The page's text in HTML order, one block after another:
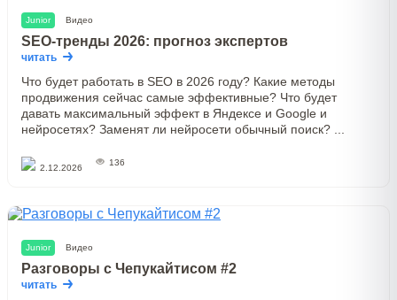
Junior Видео
SEO-тренды 2026: прогноз экспертов
читать
Что будет работать в SEO в 2026 году? Какие методы
продвижения сейчас самые эффективные? Что будет
давать максимальный эффект в Яндексе и Google и
нейросетях? Заменят ли нейросети обычный поиск? ...
2.12.2026
136
Junior Видео
Разговоры с Чепукайтисом #2
читать